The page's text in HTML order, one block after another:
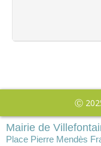
Ⓒ
Mairie de
Place Pierre Mendès